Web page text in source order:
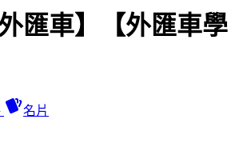
外匯車】【外匯車學
名片